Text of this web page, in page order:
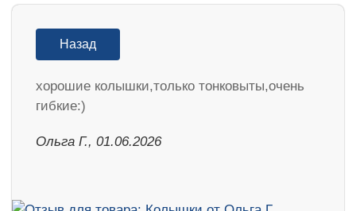
Назад
хорошие колышки,только тонковыты,очень
гибкие:)
Ольга Г., 01.06.2026